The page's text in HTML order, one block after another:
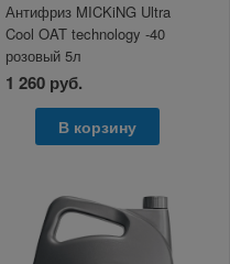
Антифриз MICKiNG Ultra
Cool OAT technology -40
розовый 5л
1 260 руб.
В корзину